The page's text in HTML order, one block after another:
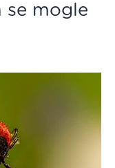
se mogle